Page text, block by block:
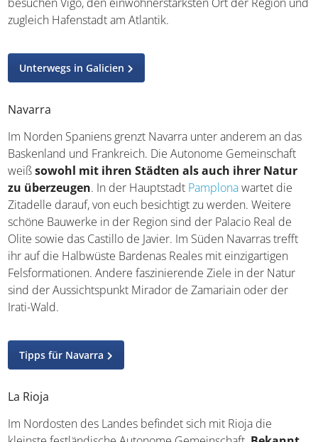
Navarra
Im Norden Spaniens grenzt Navarra unter anderem an
Gemeinschaft weißsowohl mit ihren Städten als
auch ihrer Natur zu überzeugen. In der Hauptstadt
Pamplonawartet die Zitadelle darauf, von euch besichtigt
zu werden. Weitere schöne Bauwerke in der Region sind
der Palacio Real de Olite sowie das Castillo de Javier. Im
Süden Navarras trefft ihr auf die Halbwüste Bardenas
Reales mit einzigartigen Felsformationen. Andere
faszinierende Ziele in der Natur sind der Aussichtspunkt
Mirador de Zamariain oder der Irati-Wald.
La Rioja
Im Nordosten des Landes befindet sich mit Rioja die
Bekannt ist sie vor allem für den Wein gleichen